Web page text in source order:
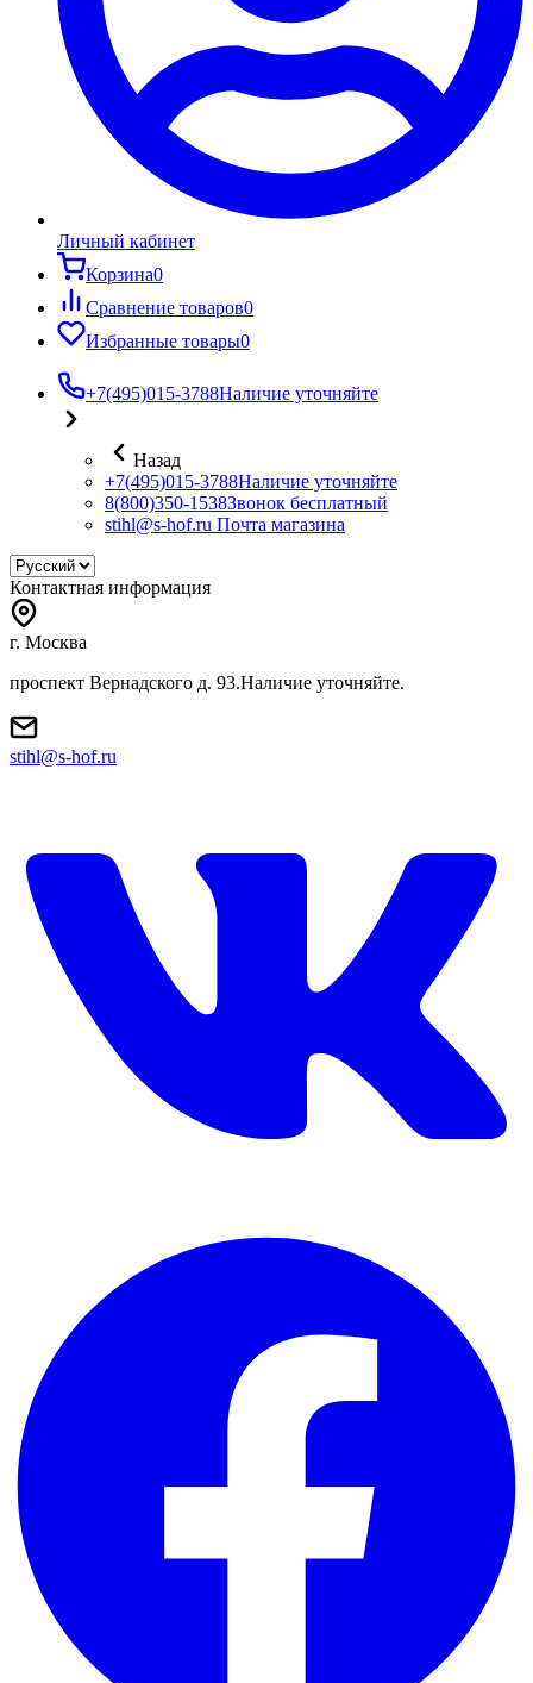
Личный кабинет
Корзина0
Сравнение товаров0
Избранные товары0
+7(495)015-3788Наличие уточняйте
Назад
+7(495)015-3788Наличие уточняйте
8(800)350-1538Звонок бесплатный
stihl@s-hof.ru Почта магазина
Контактная информация
г. Москва
проспект Вернадского д. 93.Наличие уточняйте.
stihl@s-hof.ru